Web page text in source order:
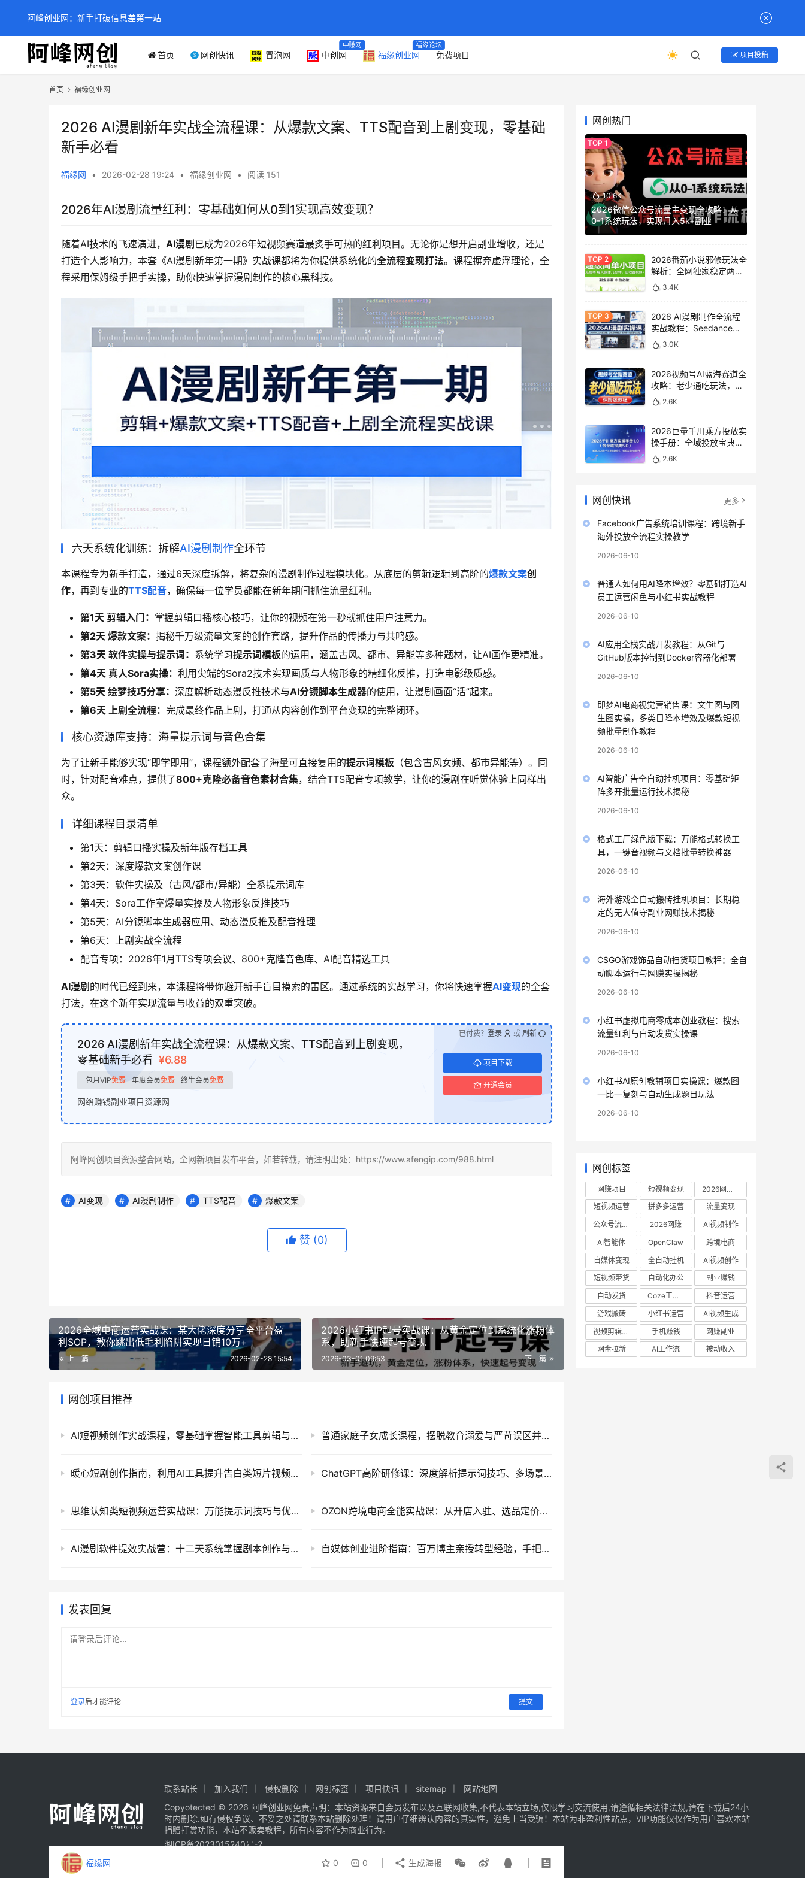
首页 网创快讯 冒泡网 中创网
中赚网
福缘创业网
福缘论坛
免费项目 项目投稿
首页 福缘创业网
2026 AI漫剧新年实战全流程课：从爆款文案、TTS配音到上剧变现，零基础
新手必看
福缘网 • 2026-02-28 19:24 • 福缘创业网 • 阅读 151
2026年AI漫剧流量红利：零基础如何从0到1实现高效变现？
随着AI技术的飞速演进， AI漫剧 已成为2026年短视频赛道最炙手可热的红利项目。无论你是想开启副业增收，还是
打造个人影响力，本套《AI漫剧新年第一期》实战课都将为你提供系统化的全流程变现打法。课程摒弃虚浮理论，全
程采用保姆级手把手实操，助你快速掌握漫剧制作的核心黑科技。
六天系统化训练：拆解AI漫剧制作全环节
本课程专为新手打造，通过6天深度拆解，将复杂的漫剧制作过程模块化。从底层的剪辑逻辑到高阶的爆款文案创
作，再到专业的TTS配音，确保每一位学员都能在新年期间抓住流量红利。
第1天 剪辑入门： 掌握剪辑口播核心技巧，让你的视频在第一秒就抓住用户注意力。
第2天 爆款文案： 揭秘千万级流量文案的创作套路，提升作品的传播力与共鸣感。
第3天 软件实操与提示词： 系统学习提示词模板的运用，涵盖古风、都市、异能等多种题材，让AI画作更精准。
第4天 真人Sora实操： 利用尖端的Sora2技术实现画质与人物形象的精细化反推，打造电影级质感。
第5天 绘梦技巧分享： 深度解析动态漫反推技术与AI分镜脚本生成器的使用，让漫剧画面“活”起来。
第6天 上剧全流程： 完成最终作品上剧，打通从内容创作到平台变现的完整闭环。
核心资源库支持：海量提示词与音色合集
为了让新手能够实现“即学即用”，课程额外配套了海量可直接复用的提示词模板 （包含古风女频、都市异能等）。同
时，针对配音难点，提供了800+克隆必备音色素材合集，结合TTS配音专项教学，让你的漫剧在听觉体验上同样出
众。
详细课程目录清单
第1天：剪辑口播实操及新年版存档工具
第2天：深度爆款文案创作课
第3天：软件实操及（古风/都市/异能）全系提示词库
第4天：Sora工作室爆量实操及人物形象反推技巧
第5天：AI分镜脚本生成器应用、动态漫反推及配音推理
第6天：上剧实战全流程
配音专项：2026年1月TTS专项会议、800+克隆音色库、AI配音精选工具
AI漫剧 的时代已经到来，本课程将带你避开新手盲目摸索的雷区。通过系统的实战学习，你将快速掌握AI变现的全套
打法，在这个新年实现流量与收益的双重突破。
2026 AI漫剧新年实战全流程课：从爆款文案、TTS配音到上剧变现，
零基础新手必看 ¥6.88
包月VIP免费 年度会员免费 终生会员免费
网络赚钱副业项目资源网
项目下载
开通会员
已付费？ 登录 或 刷新
阿峰网创项目资源整合网站，全网新项目发布平台，如若转载，请注明出处：https://www.afengip.com/988.html
AI变现 AI漫剧制作 TTS配音 爆款文案
赞 (0)
福缘网 0 0 生成海报
2026全域电商运营实战课：某大佬深度分享全平台盈
利SOP，教你跳出低毛利陷阱实现日销10万+
上一篇 2026-02-28 15:54
2026小红书IP起号实战课：从黄金定位到系统化涨粉体
系，助新手快速起号变现
下一篇
2026-03-01 09:53
网创项目推荐
AI短视频创作实战课程，零基础掌握智能工具剪辑与短剧口播视频制作技巧 普通家庭子女成长课程，摆脱教育溺爱与严苛误区并引导孩子社会化健康成长
暖心短剧创作指南，利用AI工具提升告白类短片视频镜头把控与实操课程 ChatGPT高阶研修课：深度解析提示词技巧、多场景赋能与AI漫剧创作实战指南
思维认知类短视频运营实战课：万能提示词技巧与优质口播作品制作指南 OZON跨境电商全能实战课：从开店入驻、选品定价到精铺推广的全流程运营指南
AI漫剧软件提效实战营：十二天系统掌握剧本创作与高效制作变现课程 自媒体创业进阶指南：百万博主亲授转型经验，手把手搭建个人OPC系统高效运行课程
发表回复
请登录后评论...
登录后才能评论 提交
网创热门
10.6K
2026微信公众号流量主变现全攻略：从
0-1系统玩法，实现月入5k+副业
2026番茄小说邪修玩法全
解析：全网独家稳定两年
老项目，助你日赚
500+稿费收益
3.4K
2026 AI漫剧制作全流程
实战教程：Seedance
2.0即梦视频生成与小说
授权教学
3.0K
2026视频号AI蓝海赛道全
攻略：老少通吃玩法，零
基础保姆级副业增收教程
2.6K
2026巨量千川乘方投放实
操手册：全域投放宝典
5.0深度解析ROI提升方案
2.6K
网创快讯 更多
Facebook广告系统培训课程：跨境新手
海外投放全流程实操教学
2026-06-10
普通人如何用AI降本增效？零基础打造AI
员工运营闲鱼与小红书实战教程
2026-06-10
AI应用全栈实战开发教程：从Git与
GitHub版本控制到Docker容器化部署
2026-06-10
即梦AI电商视觉营销售课：文生图与图
生图实操，多类目降本增效及爆款短视
频批量制作教程
2026-06-10
AI智能广告全自动挂机项目：零基础矩
阵多开批量运行技术揭秘
2026-06-10
格式工厂绿色版下载：万能格式转换工
具，一键音视频与文档批量转换神器
2026-06-10
海外游戏全自动搬砖挂机项目：长期稳
定的无人值守副业网赚技术揭秘
2026-06-10
CSGO游戏饰品自动扫货项目教程：全自
动脚本运行与网赚实操揭秘
2026-06-10
小红书虚拟电商零成本创业教程：搜索
流量红利与自动发货实操课
2026-06-10
小红书AI原创教辅项目实操课：爆款图
一比一复刻与自动生成题目玩法
2026-06-10
网创标签
网赚项目 短视频变现
2026网赚项目
短视频运营
拼多多运营
流量变现
公众号流量主
2026网赚
AI视频制作
AI智能体
OpenClaw
跨境电商
自媒体变现
全自动挂机
AI视频创作
短视频带货
自动化办公
副业赚钱
自动发货
Coze工作流
抖音运营
游戏搬砖
小红书运营
AI视频生成
视频剪辑教程
手机赚钱
网赚副业
网盘拉新
AI工作流 被动收入
联系站长 加入我们 侵权删除 网创标签 项目快讯 sitemap
网站地图
Copyotected © 2026 阿峰创业网免责声明：本站资源来自会员发布以及互联网收集,不代表本站立场,仅限学习交流使用,请遵循相关法律法规,请在下载后24小
时内删除.如有侵权争议、不妥之处请联系本站删除处理！请用户仔细辨认内容的真实性，避免上当受骗！本站为非盈利性站点，VIP功能仅仅作为用户喜欢本站
捐赠打赏功能，本站不贩卖教程，所有内容不作为商业行为。
湘ICP备2023015240号-2
阿峰创业网：新手打破信息差第一站